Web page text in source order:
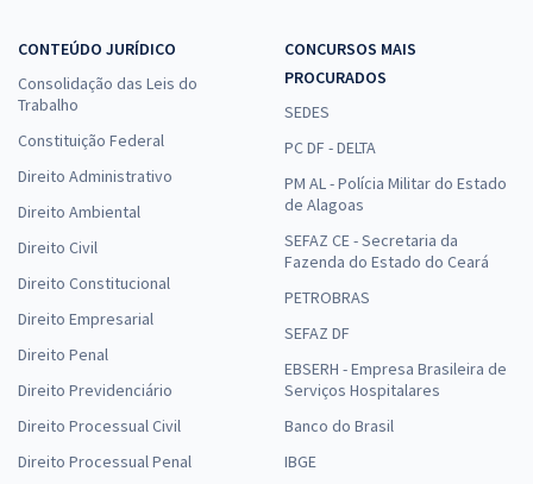
CONTEÚDO JURÍDICO
Consolidação das Leis do
Trabalho
Constituição Federal
Direito Administrativo
Direito Ambiental
Direito Civil
Direito Constitucional
Direito Empresarial
Direito Penal
Direito Previdenciário
Direito Processual Civil
Direito Processual Penal
CONCURSOS MAIS
PROCURADOS
SEDES
PC DF - DELTA
PM AL - Polícia Militar do Estado
de Alagoas
SEFAZ CE - Secretaria da
Fazenda do Estado do Ceará
PETROBRAS
SEFAZ DF
EBSERH - Empresa Brasileira de
Serviços Hospitalares
Banco do Brasil
IBGE